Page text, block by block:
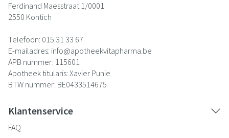
Ferdinand Maesstraat 1/0001
2550 Kontich
Telefoon: 015 31 33 67
E-mailadres: info@apotheekvitapharma.be
APB nummer: 115601
Apotheek titularis: Xavier Punie
BTW nummer: BE0433514675
Klantenservice
FAQ